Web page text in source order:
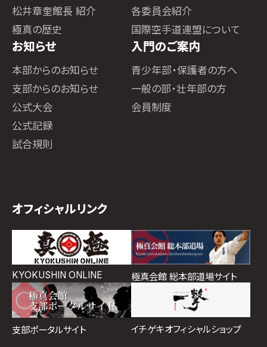
松井章奎館長 紹介
極真の歴史
各委員会紹介
国際空手道連盟について
お知らせ
本部からのお知らせ
支部からのお知らせ
公式大会
公式記録
試合規則
入門のご案内
青少年部・保護者の方へ
一般の部・壮年部の方
会員制度
オフィシャルリンク
KYOKUSHIN ONLINE 極真会館 総本部道場サイト
支部ポータルサイト イチゲキオフィシャルショップ